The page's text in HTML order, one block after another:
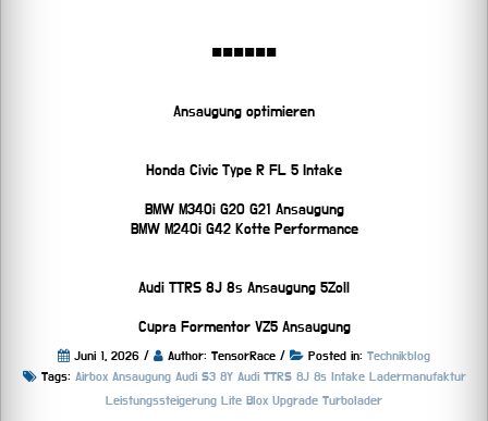
■■■■■■
Ansaugung optimieren
Honda Civic Type R FL 5 Intake
BMW M340i G20 G21 Ansaugung
BMW M240i G42 Kotte Performance
Audi TTRS 8J 8s Ansaugung 5Zoll
Cupra Formentor VZ5 Ansaugung
Juni 1, 2026 / Author: TensorRace / Posted in: Technikblog
Tags: Airbox Ansaugung Audi S3 8Y Audi TTRS 8J 8s Intake Ladermanufaktur
Leistungssteigerung Lite Blox Upgrade Turbolader